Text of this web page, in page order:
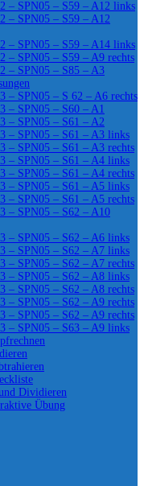
– SPN05 – S59 – A12 links
– SPN05 – S59 – A12
– SPN05 – S59 – A14 links
– SPN05 – S59 – A9 rechts
– SPN05 – S85 – A3
– SPN05 – S 62 – A6 rechts
– SPN05 – S60 – A1
– SPN05 – S61 – A2
– SPN05 – S61 – A3 links
– SPN05 – S61 – A3 rechts
– SPN05 – S61 – A4 links
– SPN05 – S61 – A4 rechts
– SPN05 – S61 – A5 links
– SPN05 – S61 – A5 rechts
– SPN05 – S62 – A10
– SPN05 – S62 – A6 links
– SPN05 – S62 – A7 links
– SPN05 – S62 – A7 rechts
– SPN05 – S62 – A8 links
– SPN05 – S62 – A8 rechts
– SPN05 – S62 – A9 rechts
– SPN05 – S62 – A9 rechts
– SPN05 – S63 – A9 links
Dividieren
Übung